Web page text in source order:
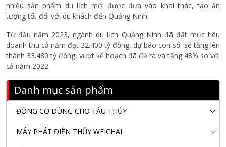
Danh mục sản phẩm
ĐỘNG CƠ DÙNG CHO TÀU THỦY
MÁY PHÁT ĐIỆN THỦY WEICHAI
nhiều sản phẩm du lịch mới được đưa vào khai thác, tạo ấn
tượng tốt đối với du khách đến Quảng Ninh.
Từ đầu năm 2023, ngành du lịch Quảng Ninh đã đặt mục tiêu
doanh thu cả năm đạt 32.400 tỷ đồng, dự báo con số sẽ tăng lên
thành 33.480 tỷ đồng, vượt kế hoạch đã đề ra và tăng 48% so với
cả năm 2022.